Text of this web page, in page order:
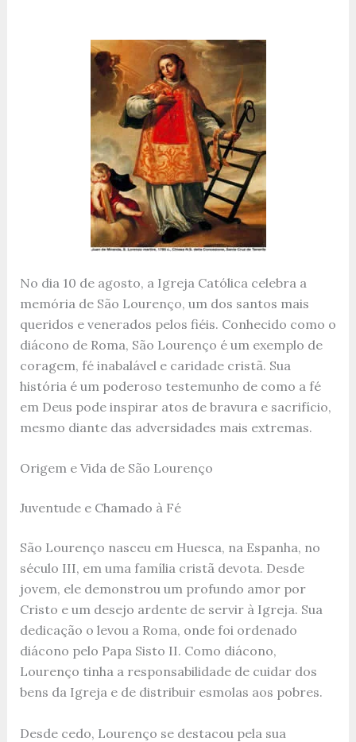
No dia 10 de agosto, a Igreja Católica celebra a
memória de São Lourenço, um dos santos mais
queridos e venerados pelos fiéis. Conhecido como o
diácono de Roma, São Lourenço é um exemplo de
coragem, fé inabalável e caridade cristã. Sua
história é um poderoso testemunho de como a fé
em Deus pode inspirar atos de bravura e sacrifício,
mesmo diante das adversidades mais extremas.
Origem e Vida de São Lourenço
Juventude e Chamado à Fé
São Lourenço nasceu em Huesca, na Espanha, no
século III, em uma família cristã devota. Desde
jovem, ele demonstrou um profundo amor por
Cristo e um desejo ardente de servir à Igreja. Sua
dedicação o levou a Roma, onde foi ordenado
diácono pelo Papa Sisto II. Como diácono,
Lourenço tinha a responsabilidade de cuidar dos
bens da Igreja e de distribuir esmolas aos pobres.
Desde cedo, Lourenço se destacou pela sua